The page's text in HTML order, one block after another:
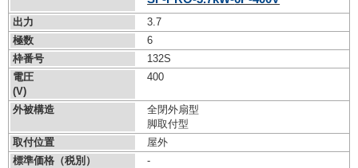
出力
3.7
極数
6
枠番号
132S
電圧
(V)
400
外被構造
全閉外扇型
脚取付型
取付位置
屋外
標準価格（税別）
-